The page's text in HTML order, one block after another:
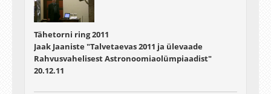
Tähetorni ring 2011
Jaak Jaaniste "Talvetaevas 2011 ja ülevaade
Rahvusvahelisest Astronoomiaolümpiaadist"
20.12.11